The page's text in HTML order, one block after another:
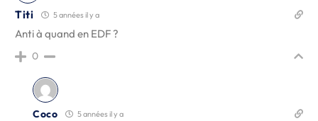
Titi 5 années il y a
Anti à quand en EDF ?
0
Coco 5 années il y a